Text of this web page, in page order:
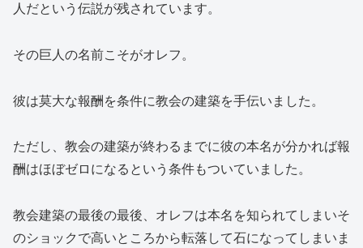
人だという伝説が残されています。
その巨人の名前こそがオレフ。
彼は莫大な報酬を条件に教会の建築を手伝いました。
ただし、教会の建築が終わるまでに彼の本名が分かれば報
酬はほぼゼロになるという条件もついていました。
教会建築の最後の最後、オレフは本名を知られてしまいそ
のショックで高いところから転落して石になってしまいま